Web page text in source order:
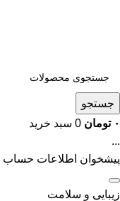
جستجو
۰ تومان 0 سبد خرید
...
پیشخوان اطلاعات حساب
زیبایی و سلامت